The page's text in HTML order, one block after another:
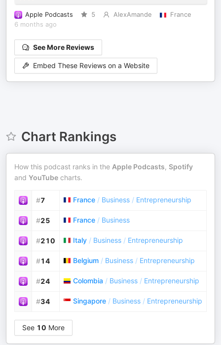
Apple Podcasts 5 AlexAmande
France
6 months ago
See More Reviews
Embed These Reviews on a Website
Chart Rankings
How this podcast ranks in the Apple Podcasts, Spotify
and YouTube charts.
#7 France / Business / Entrepreneurship
#25 France / Business
#210 Italy / Business / Entrepreneurship
#14 Belgium / Business / Entrepreneurship
#24 Colombia / Business / Entrepreneurship
#34 Singapore / Business / Entrepreneurship
See 10 More